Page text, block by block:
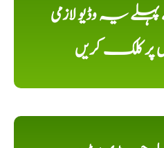
یہ وڈیو لازمی
پر کلک کریں